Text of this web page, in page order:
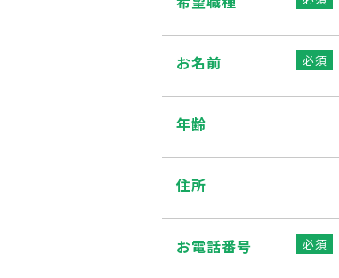
お名前 必須
年齢
住所
お電話番号 必須